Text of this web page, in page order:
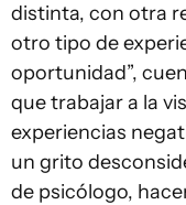
distinta, con otra
otro tipo de
oportunidad”,
que trabajar a la
experiencias
un grito
de psicólogo,